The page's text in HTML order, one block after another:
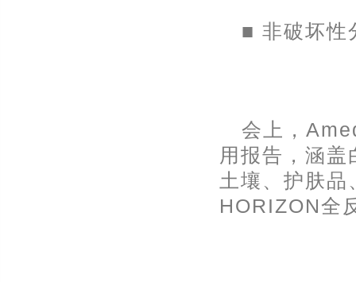
■ 非破坏性
会上，
用报告，涵
土壤、护肤
HORIZON全